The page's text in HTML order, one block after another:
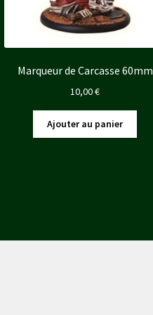
Marqueur de Carcasse 60mm
10,00€
Ajouter au panier